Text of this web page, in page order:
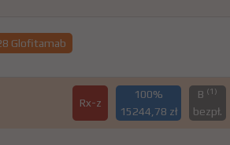
Glofitamab
Rx-z
100%
15244,78 zł
B (1)
bezpł.